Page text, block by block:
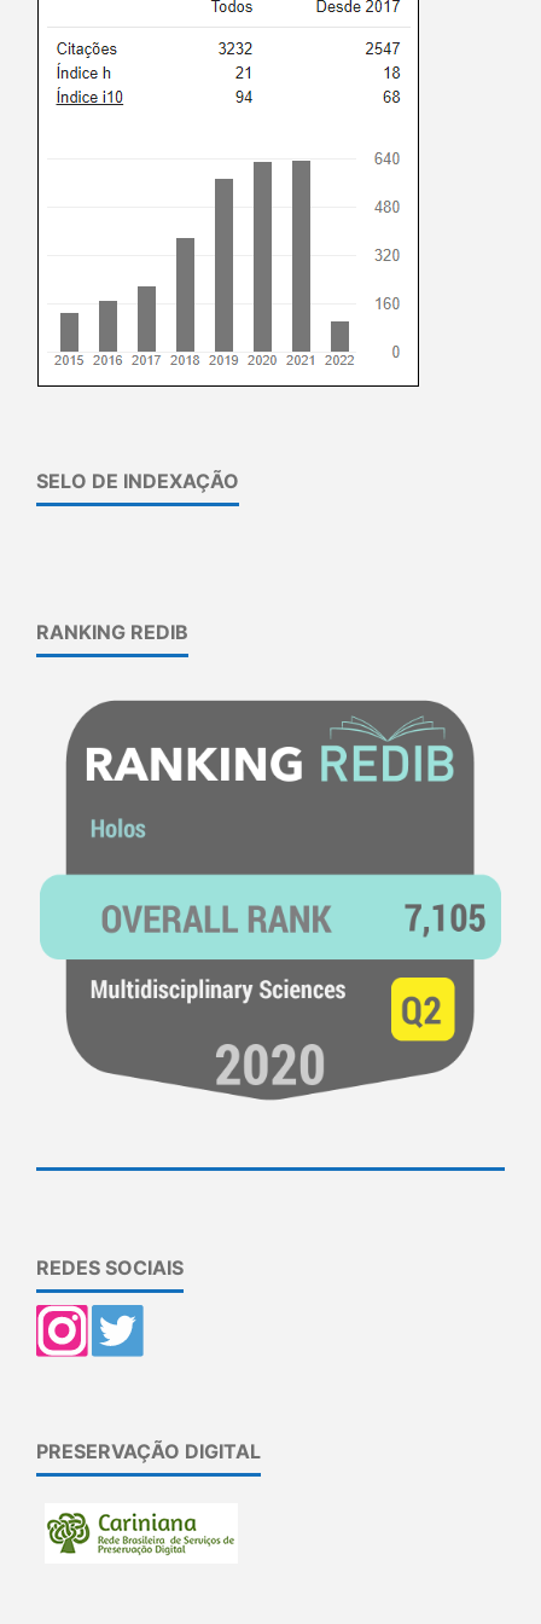
SELO DE INDEXAÇÃO
RANKING REDIB
REDES SOCIAIS
PRESERVAÇÃO DIGITAL